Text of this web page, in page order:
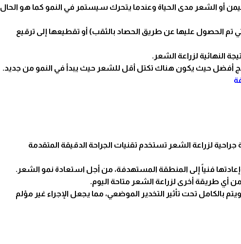
أو الشعر مدى الحياة وعندما يتحرك سيستمر في النمو كما هو الحال
تم الحصول عليها عن طريق الحصاد بالثقب) أو تقطيعها إلى ترقيع
النهائية لزراعة الشعر .
أفضل حيث يكون هناك تكتل أقل للشعر حيث يبدأ في النمو من جديد.
جراحية لزراعة الشعر تستخدم تقنيات الجراحة الدقيقة المتقدمة
فنياً إلى المنطقة المستهدفة، من أجل استعادة نمو الشعر.
أي طريقة أخرى لزراعة الشعر متاحة اليوم.
ويتم بالكامل تحت تأثير التخدير الموضعي، مما يجعل الإجراء غير مؤلم